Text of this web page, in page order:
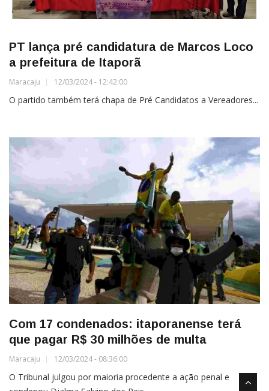
PT lança pré candidatura de Marcos Loco
a prefeitura de Itaporã
Maracaju 12/03/2024 - 12:42:00
O partido também terá chapa de Pré Candidatos a Vereadores...
Com 17 condenados: itaporanense terá
que pagar R$ 30 milhões de multa
Maracaju 12/03/2024 - 08:36:00
O Tribunal julgou por maioria procedente a ação penal e